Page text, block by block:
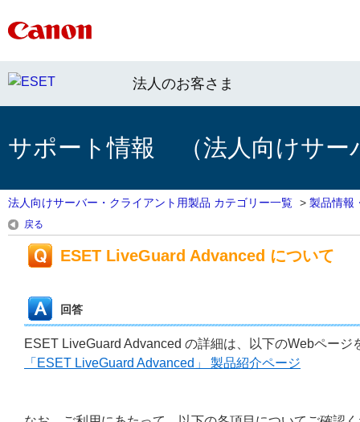
法人のお客さま
サポート情報 （法人向けサー
法人向けサーバー・クライアント用製品 カテゴリー一覧 > 製品情報
戻る
ESET LiveGuard Advanced について
回答
ESET LiveGuard Advanced の詳細は、以下のWebページ
「ESET LiveGuard Advanced」 製品紹介ページ